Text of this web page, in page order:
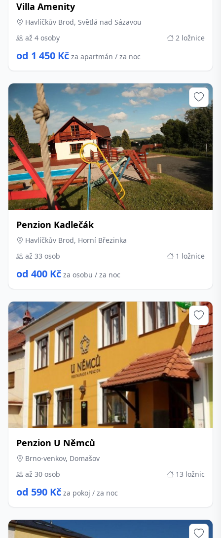
Villa Amenity
Havlíčkův Brod, Světlá nad Sázavou
až 4 osoby
2 ložnice
od 1 450 Kč za apartmán / za noc
Penzion Kadlečák
Havlíčkův Brod, Horní Březinka
až 33 osob
1 ložnice
od 400 Kč za osobu / za noc
Penzion U Němců
Brno-venkov, Domašov
až 30 osob
13 ložnic
od 590 Kč za pokoj / za noc